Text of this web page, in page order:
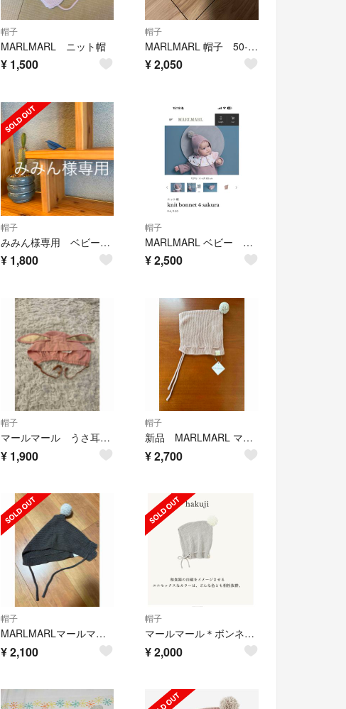
帽子
MARLMARL ニット帽
¥ 1,500
帽子
MARLMARL 帽子 50-52cm
¥2,050
帽子
みみん様専用 ベビーニット帽
¥ 1,800
帽子
MARLMARL ベビー ボンネット
¥2,500
帽子
マールマール うさ耳ボンネット
¥ 1,900
帽子
新品 MARLMARL マールマール ニットボンネット knit bonnet
¥2,700
帽子
MARLMARLマールマール ニットボンネ
¥2,100
帽子
マールマール＊ボンネット
¥2,000